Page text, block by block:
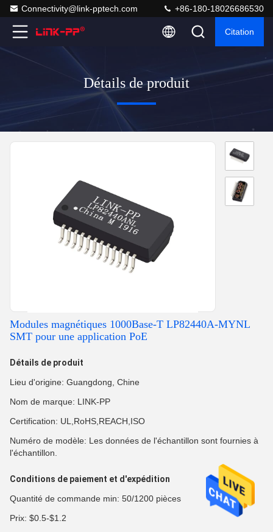
Connectivity@link-pptech.com +86-180-18026686530
Citation
Détails de produit
Modules magnétiques 1000Base-T LP82440A-MYNL
SMT pour une application PoE
Détails de produit
Lieu d'origine: Guangdong, Chine
Nom de marque: LINK-PP
Certification: UL,RoHS,REACH,ISO
Numéro de modèle: Les données de l'échantillon sont fournies à
l'échantillon.
Conditions de paiement et d'expédition
Quantité de commande min: 50/1200 pièces
Prix: $0.5-$1.2